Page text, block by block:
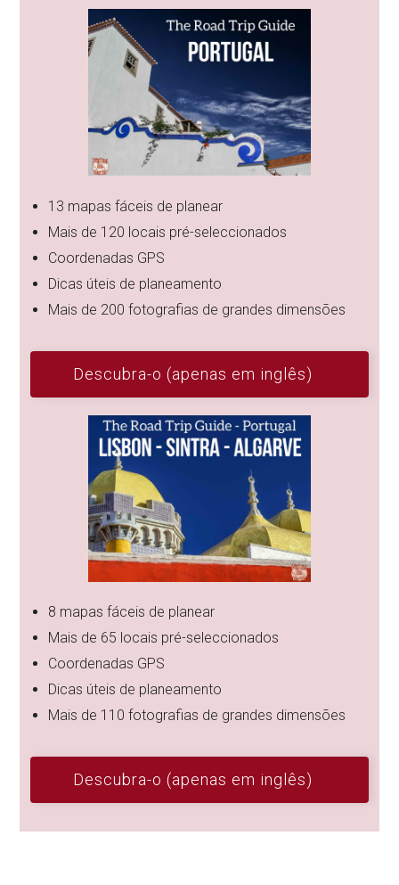
13 mapas fáceis de planear
Mais de 120 locais pré-seleccionados
Coordenadas GPS
Dicas úteis de planeamento
Mais de 200 fotografias de grandes dimensões
Descubra-o (apenas em inglês)
8 mapas fáceis de planear
Mais de 65 locais pré-seleccionados
Coordenadas GPS
Dicas úteis de planeamento
Mais de 110 fotografias de grandes dimensões
Descubra-o (apenas em inglês)